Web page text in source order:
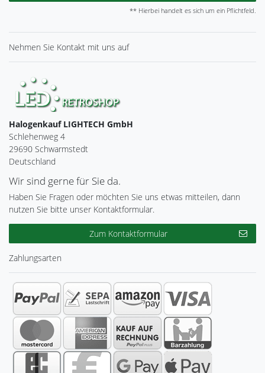
** Hierbei handelt es sich um ein Pflichtfeld.
Nehmen Sie Kontakt mit uns auf
Halogenkauf LIGHTECH GmbH
Schlehenweg 4
29690 Schwarmstedt
Deutschland
Wir sind gerne für Sie da.
Haben Sie Fragen oder möchten Sie uns etwas mitteilen, dann
nutzen Sie bitte unser Kontaktformular.
Zum Kontaktformular
Zahlungsarten